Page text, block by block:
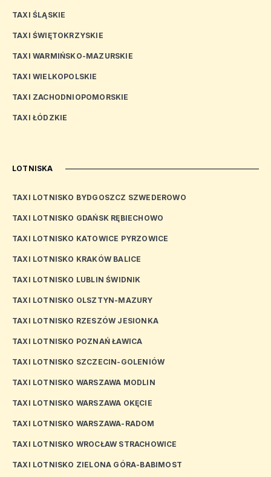
TAXI ŚLĄSKIE
TAXI ŚWIĘTOKRZYSKIE
TAXI WARMIŃSKO-MAZURSKIE
TAXI WIELKOPOLSKIE
TAXI ZACHODNIOPOMORSKIE
TAXI ŁÓDZKIE
LOTNISKA
TAXI LOTNISKO BYDGOSZCZ SZWEDEROWO
TAXI LOTNISKO GDAŃSK RĘBIECHOWO
TAXI LOTNISKO KATOWICE PYRZOWICE
TAXI LOTNISKO KRAKÓW BALICE
TAXI LOTNISKO LUBLIN ŚWIDNIK
TAXI LOTNISKO OLSZTYN-MAZURY
TAXI LOTNISKO RZESZÓW JESIONKA
TAXI LOTNISKO POZNAŃ ŁAWICA
TAXI LOTNISKO SZCZECIN-GOLENIÓW
TAXI LOTNISKO WARSZAWA MODLIN
TAXI LOTNISKO WARSZAWA OKĘCIE
TAXI LOTNISKO WARSZAWA-RADOM
TAXI LOTNISKO WROCŁAW STRACHOWICE
TAXI LOTNISKO ZIELONA GÓRA-BABIMOST